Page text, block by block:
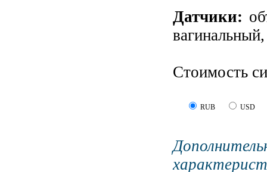
Датчики:
Стоимость
RUB USD